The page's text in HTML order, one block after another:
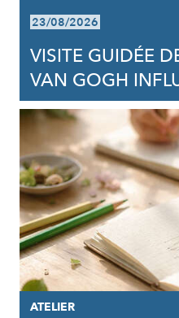
23/08/2026
VISITE GUIDÉE
VAN GOGH
ATELIER